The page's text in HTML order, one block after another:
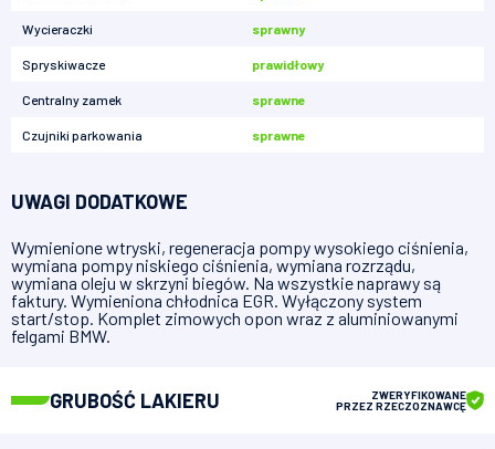
Wycieraczki sprawny
Spryskiwacze prawidłowy
Centralny zamek sprawne
Czujniki parkowania sprawne
UWAGI DODATKOWE
Wymienione wtryski, regeneracja pompy wysokiego ciśnienia,
wymiana pompy niskiego ciśnienia, wymiana rozrządu,
wymiana oleju w skrzyni biegów. Na wszystkie naprawy są
faktury. Wymieniona chłodnica EGR. Wyłączony system
start/stop. Komplet zimowych opon wraz z aluminiowanymi
felgami BMW.
GRUBOŚĆ LAKIERU
ZWERYFIKOWANE
PRZEZ RZECZOZNAWCĘ